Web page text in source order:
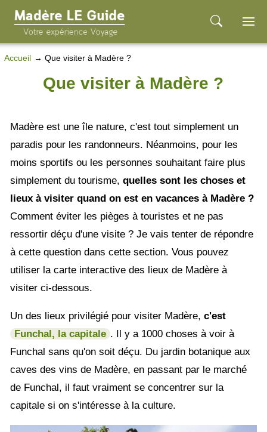
Accueil Que visiter à Madère ?
Que visiter à Madère ?
Madère est une île nature, c'est tout simplement un
paradis pour les randonneurs. Néanmoins, pour les
moins sportifs ou les personnes souhaitant faire plus
simplement du tourisme, quelles sont les choses et
lieux à visiter quand on est en vacances à Madère ?
Comment éviter les pièges à touristes et ne pas
ressortir déçu d'une visite ? Je vais tenter de répondre
à cette question dans cette section. Vous pouvez
utiliser la carte interactive des lieux de Madère à
visiter ci-dessous.
Un des lieux privilégié pour visiter Madère, c'est
Funchal, la capitale . Il y a 1000 choses à voir à
Funchal sans qu'on soit déçu. Du jardin botanique aux
caves des vins de Madère, en passant par le marché
de Funchal, il faut vraiment se concentrer sur la
capitale si on s'intéresse à la culture.